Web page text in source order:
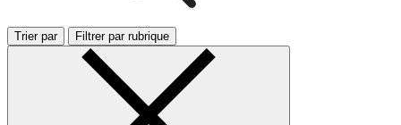
Trier par Filtrer par rubrique